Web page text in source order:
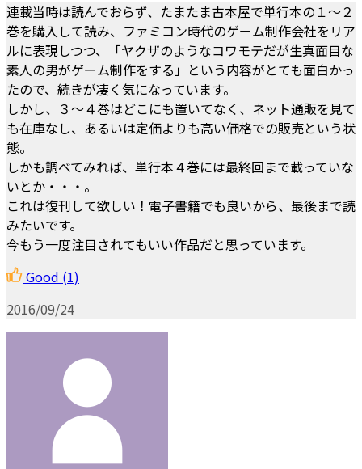
連載当時は読んでおらず、たまたま古本屋で単行本の１～２
巻を購入して読み、ファミコン時代のゲーム制作会社をリア
ルに表現しつつ、「ヤクザのようなコワモテだが生真面目な
素人の男がゲーム制作をする」という内容がとても面白かっ
たので、続きが凄く気になっています。
しかし、３～４巻はどこにも置いてなく、ネット通販を見て
も在庫なし、あるいは定価よりも高い価格での販売という状
態。
しかも調べてみれば、単行本４巻には最終回まで載っていな
いとか・・・。
これは復刊して欲しい！電子書籍でも良いから、最後まで読
みたいです。
今もう一度注目されてもいい作品だと思っています。
Good (1)
2016/09/24